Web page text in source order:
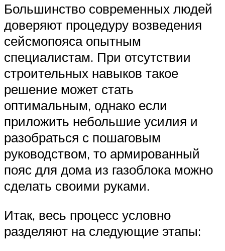
Большинство современных людей
доверяют процедуру возведения
сейсмопояса опытным
специалистам. При отсутствии
строительных навыков такое
решение может стать
оптимальным, однако если
приложить небольшие усилия и
разобраться с пошаговым
руководством, то армированный
пояс для дома из газоблока можно
сделать своими руками.
Итак, весь процесс условно
разделяют на следующие этапы: